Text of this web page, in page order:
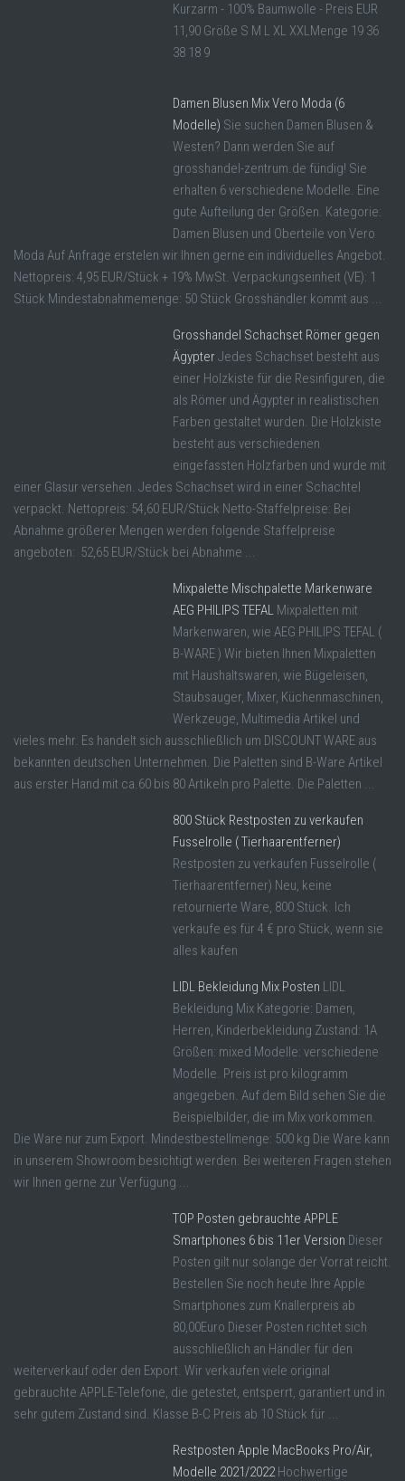
Kurzarm - 100% Baumwolle - Preis EUR
11,90 Größe S M L XL XXLMenge 19 36
38 18 9
Damen Blusen Mix Vero Moda (6
Modelle) Sie suchen Damen Blusen &
Westen? Dann werden Sie auf
grosshandel-zentrum.de fündig! Sie
erhalten 6 verschiedene Modelle. Eine
gute Aufteilung der Größen. Kategorie:
Damen Blusen und Oberteile von Vero
Moda Auf Anfrage erstelen wir Ihnen gerne ein individuelles Angebot.
Nettopreis: 4,95 EUR/Stück + 19% MwSt. Verpackungseinheit (VE): 1
Stück Mindestabnahmemenge: 50 Stück Grosshändler kommt aus ...
Grosshandel Schachset Römer gegen
ÄgypterJedes Schachset besteht aus
einer Holzkiste für die Resinfiguren, die
als Römer und Ägypter in realistischen
Farben gestaltet wurden. Die Holzkiste
besteht aus verschiedenen
eingefassten Holzfarben und wurde mit
einer Glasur versehen. Jedes Schachset wird in einer Schachtel
verpackt. Nettopreis: 54,60 EUR/Stück Netto-Staffelpreise: Bei
Abnahme größerer Mengen werden folgende Staffelpreise
angeboten: 52,65 EUR/Stück bei Abnahme ...
Mixpalette Mischpalette Markenware
AEG PHILIPS TEFAL Mixpaletten mit
Markenwaren, wie AEG PHILIPS TEFAL (
B-WARE ) Wir bieten Ihnen Mixpaletten
mit Haushaltswaren, wie Bügeleisen,
Staubsauger, Mixer, Küchenmaschinen,
Werkzeuge, Multimedia Artikel und
vieles mehr. Es handelt sich ausschließlich um DISCOUNT WARE aus
bekannten deutschen Unternehmen. Die Paletten sind B-Ware Artikel
aus erster Hand mit ca.60 bis 80 Artikeln pro Palette. Die Paletten ...
800 Stück Restposten zu verkaufen
Fusselrolle ( Tierhaarentferner)
Restposten zu verkaufen Fusselrolle (
Tierhaarentferner) Neu, keine
retournierte Ware, 800 Stück. Ich
verkaufe es für 4 € pro Stück, wenn sie
alles kaufen
LIDL Bekleidung Mix Posten LIDL
Bekleidung Mix Kategorie: Damen,
Herren, Kinderbekleidung Zustand: 1A
Größen: mixed Modelle: verschiedene
Modelle. Preis ist pro kilogramm
angegeben. Auf dem Bild sehen Sie die
Beispielbilder, die im Mix vorkommen.
Die Ware nur zum Export. Mindestbestellmenge: 500 kg Die Ware kann
in unserem Showroom besichtigt werden. Bei weiteren Fragen stehen
wir Ihnen gerne zur Verfügung ...
TOP Posten gebrauchte APPLE
Smartphones 6 bis 11er Version Dieser
Posten gilt nur solange der Vorrat reicht.
Bestellen Sie noch heute Ihre Apple
Smartphones zum Knallerpreis ab
80,00Euro Dieser Posten richtet sich
ausschließlich an Händler für den
weiterverkauf oder den Export. Wir verkaufen viele original
gebrauchte APPLE-Telefone, die getestet, entsperrt, garantiert und in
sehr gutem Zustand sind. Klasse B-C Preis ab 10 Stück für ...
Restposten Apple MacBooks Pro/Air,
Modelle 2021/2022 Hochwertige